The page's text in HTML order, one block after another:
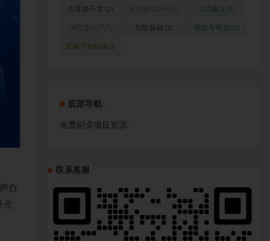
自
充
(1) 音运营(1)
头等舱干货 (2)
(1)
小说推文 (1)
(1)
立绘基础 (1) 视频号带货 (1)
视频号挂机项目
底部导航
免费副业项目资源
联系客服